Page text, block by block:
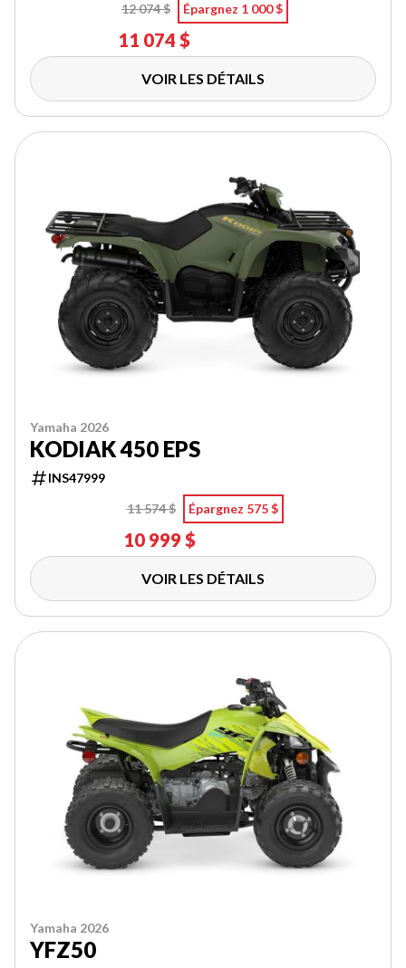
12 074 $
Épargnez 1 000 $
11 074 $
VOIR LES DÉTAILS
Yamaha 2026
KODIAK 450 EPS
INS47999
11 574 $
Épargnez 575 $
10 999 $
VOIR LES DÉTAILS
Yamaha 2026
YFZ50